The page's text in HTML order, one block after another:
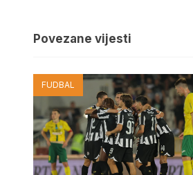
Povezane vijesti
FUDBAL